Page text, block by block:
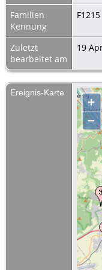
Familien-
Kennung
F1215
Zuletzt
bearbeitet am
19
Ereignis-Karte
+
–